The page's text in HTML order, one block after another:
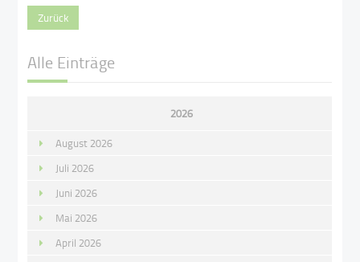
Zurück
Alle Einträge
2026
August 2026
Juli 2026
Juni 2026
Mai 2026
April 2026